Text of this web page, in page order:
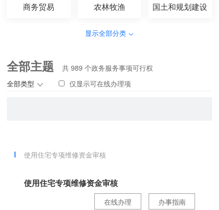
商务贸易 农林牧渔 国土和规划建设
显示全部分类
全部主题
全部类型
共989 个政务服务事项可行权
仅显示可在线办理项
使用住宅专项维修资金审核
使用住宅专项维修资金审核
办事指南
在线办理